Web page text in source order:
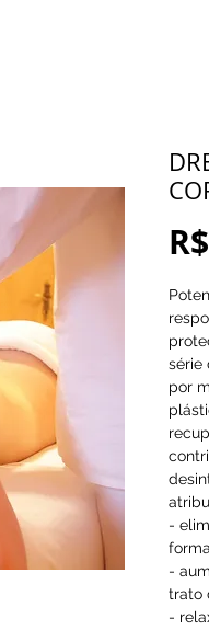
série
por
-
-
trato
-